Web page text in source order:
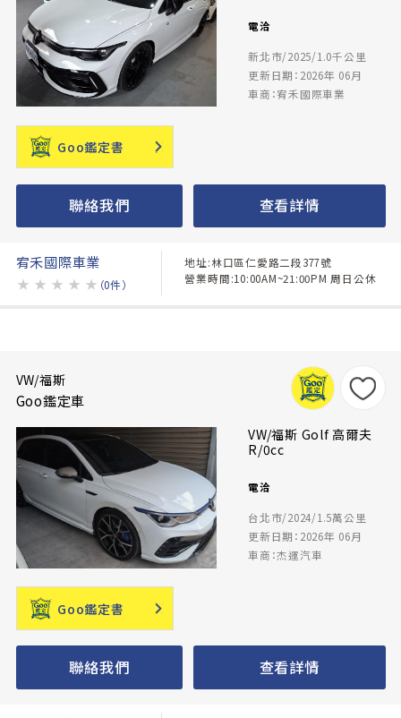
電洽
新北市/2025/1.0千公里
更新日期：2026年 06月
車商：宥禾國際車業
Goo鑑定書
聯絡我們 查看詳情
宥禾國際車業
★ ★ ★ ★ ★ （0件）
地址:林口區仁愛路二段377號
營業時間:10:00AM~21:00PM 周日公休
VW/福斯
Goo鑑定車
VW/福斯 Golf 高爾夫
R/0cc
電洽
台北市/2024/1.5萬公里
更新日期：2026年 06月
車商：杰運汽車
Goo鑑定書
聯絡我們 查看詳情